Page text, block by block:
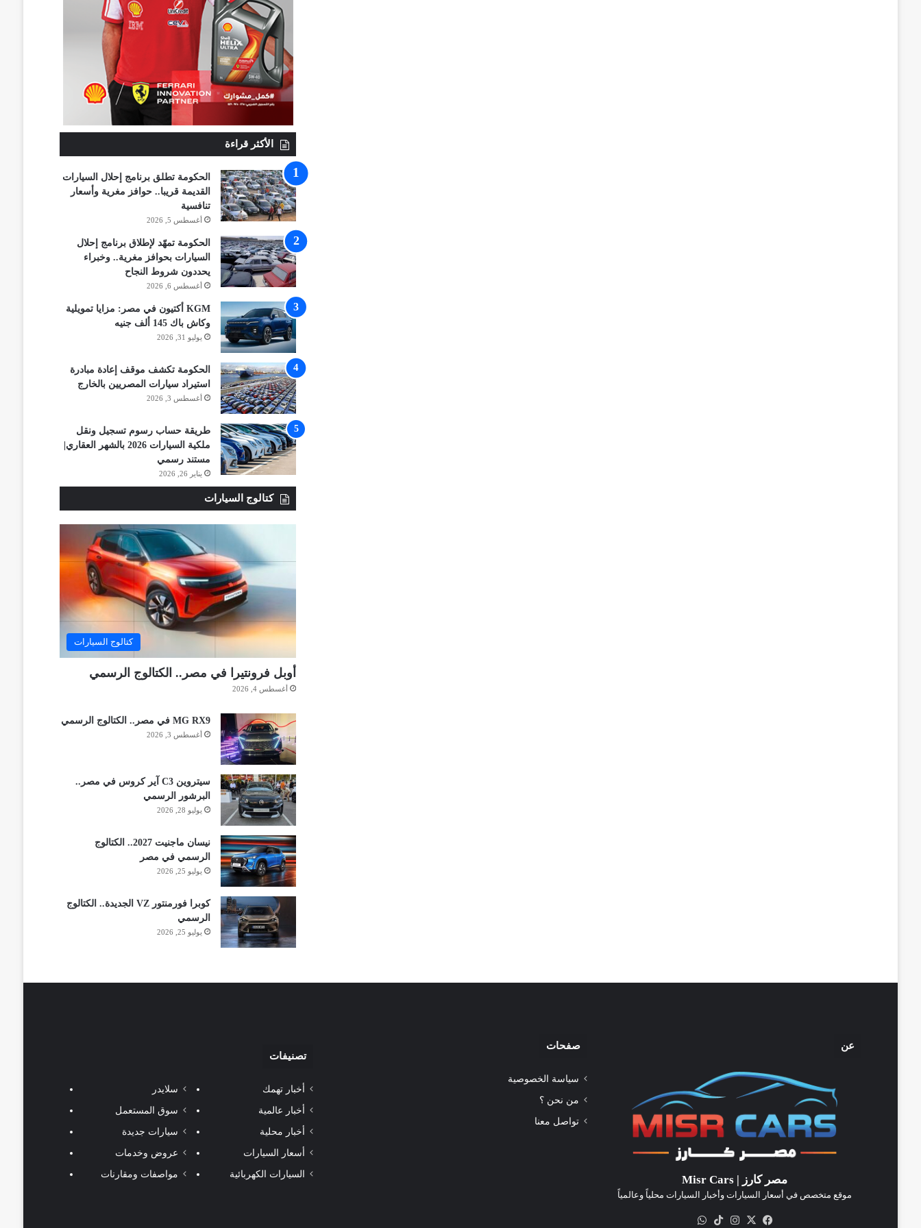
الأكثر قراءة
الحكومة تطلق برنامج إحلال السيارات
القديمة قريبا.. حوافز مغرية وأسعار
تنافسية
أغسطس 5, 2026
الحكومة تمهّد لإطلاق برنامج إحلال
السيارات بحوافز مغرية.. وخبراء
يحددون شروط النجاح
أغسطس 6, 2026
KGM أكتيون في مصر: مزايا تمويلية
وكاش باك 145 ألف جنيه
يوليو 31, 2026
الحكومة تكشف موقف إعادة مبادرة
استيراد سيارات المصريين بالخارج
أغسطس 3, 2026
طريقة حساب رسوم تسجيل ونقل
ملكية السيارات 2026 بالشهر العقاري|
مستند رسمي
يناير 26, 2026
كتالوج السيارات
كتالوج السيارات
أوبل فرونتيرا في مصر.. الكتالوج الرسمي
أغسطس 4, 2026
MG RX9 في مصر.. الكتالوج الرسمي
أغسطس 3, 2026
سيتروين C3 آير كروس في مصر..
البرشور الرسمي
يوليو 28, 2026
نيسان ماجنيت 2027.. الكتالوج
الرسمي في مصر
يوليو 25, 2026
كوبرا فورمنتور VZ الجديدة.. الكتالوج
الرسمي
يوليو 25, 2026
عن
مصر كارز | Misr Cars
موقع متخصص في أسعار السيارات وأخبار السيارات محلياً وعالمياً
فيسبوك
‫X انستقرام‫TikTok
صفحات
سياسة الخصوصية
من نحن ؟
تواصل معنا
تصنيفات
أخبار تهمك
أخبار عالمية
أخبار محلية
أسعار السيارات
السيارات الكهربائية
سلايدر
سوق المستعمل
سيارات جديدة
عروض وخدمات
مواصفات ومقارنات